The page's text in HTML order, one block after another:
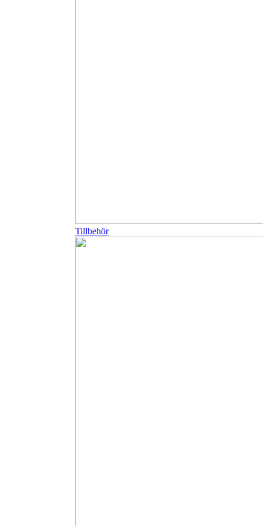
Tillbehör